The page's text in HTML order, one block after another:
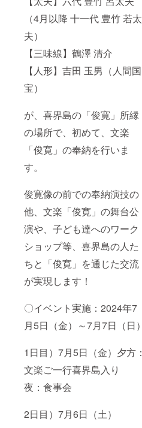
（4月以降 十一代 豊竹 若太
夫）
【三味線】鶴澤 清介
【人形】吉田 玉男（人間国
宝）
が、喜界島の「俊寛」所縁
の場所で、初めて、文楽
「俊寛」の奉納を行いま
す。
俊寛像の前での奉納演技の
他、文楽「俊寛」の舞台公
演や、子ども達へのワーク
ショップ等、喜界島の人た
ちと「俊寛」を通じた交流
が実現します！
〇イベント実施：2024年7
月5日（金）～7月7日（日）
1日目）7月5日（金）夕方：
文楽ご一行喜界島入り
夜：食事会
2日目）7月6日（土）